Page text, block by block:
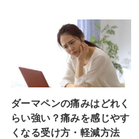
ダーマペンの痛みはどれく
らい強い？痛みを感じやす
くなる受け方・軽減方法